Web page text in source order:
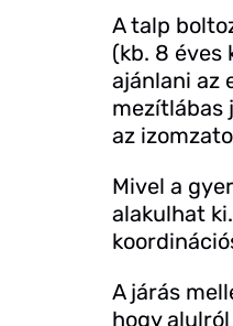
A talp
(kb. 8 éves
ajánlani az
mezítlábas
az
Mivel a
alakulhat
A járás
hogy